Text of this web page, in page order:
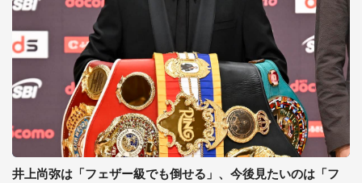
井上尚弥は「フェザー級でも倒せる」、今後見たいのは「フ